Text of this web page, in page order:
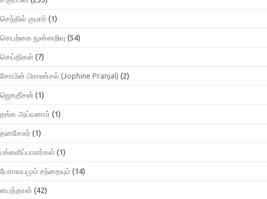
செந்தில் குமார் (1)
செயற்கை நுன்னறிவு (54)
செய்திகள் (7)
சோபின் பிராண்சல் (Jophine Pranjal) (2)
ஜெகதீசன் (1)
தங்க அய்யனார் (1)
தனசேகர் (1)
பங்களிப்பாளர்கள் (1)
பேராலயமும் சந்தையும் (14)
பைத்தான் (42)